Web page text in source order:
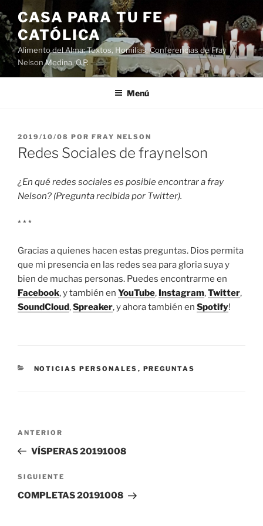
Saltar
al
contenido
CASA PARA TU FE
CATÓLICA
Alimento del Alma: Textos, Homilias, Conferencias de Fray
Nelson Medina, O.P.
Menú
PUBLICADO
EL
2019/10/08 POR FRAY NELSON
Redes Sociales de fraynelson
¿En qué redes sociales es posible encontrar a fray
Nelson? (Pregunta recibida por Twitter).
* * *
Gracias a quienes hacen estas preguntas. Dios permita
que mi presencia en las redes sea para gloria suya y
bien de muchas personas. Puedes encontrarme en
Facebook, y también en YouTube, Instagram,Twitter,
SoundCloud,Spreaker, y ahora también en Spotify!
CATEGORÍAS
NOTICIAS PERSONALES , PREGUNTAS
entradas
Entrada
anterior:
ANTERIOR
VÍSPERAS 20191008
Siguiente
entrada
SIGUIENTE
COMPLETAS 20191008